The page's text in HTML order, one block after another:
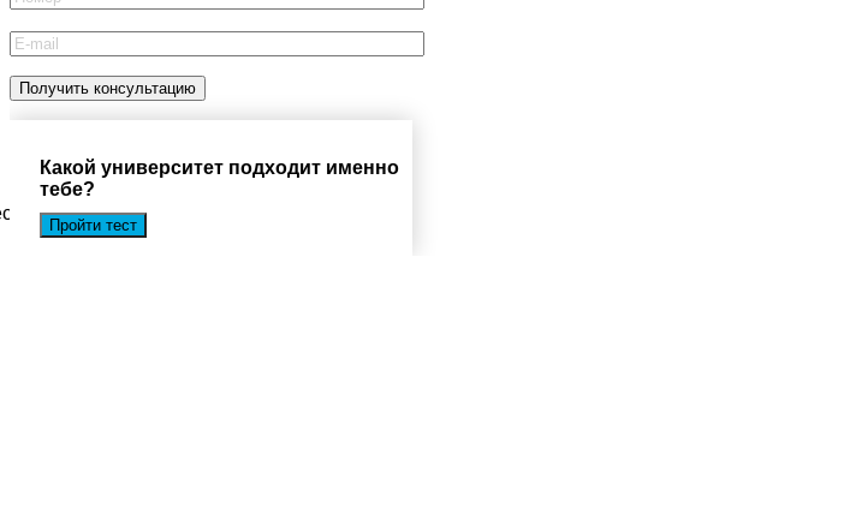
Какой университет подходит именно
тебе?
Пройти тест
консультацию